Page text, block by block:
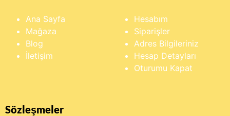
Ana Sayfa
Mağaza
Blog
İletişim
Hesabım
Siparişler
Adres Bilgileriniz
Hesap Detayları
Oturumu Kapat
Sözleşmeler